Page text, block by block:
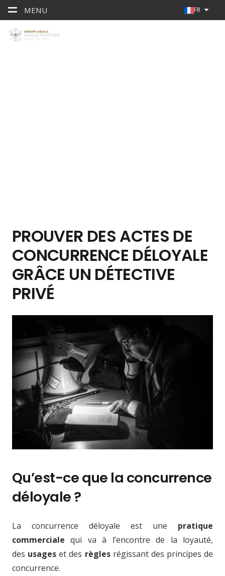
MENU FR
PROUVER DES ACTES DE
CONCURRENCE DÉLOYALE
GRÂCE UN DÉTECTIVE
PRIVÉ
Qu’est-ce que la concurrence
déloyale ?
La concurrence déloyale est une pratique
commerciale qui va à l’encontre de la loyauté,
des usageset des règles régissant des principes de
concurrence.